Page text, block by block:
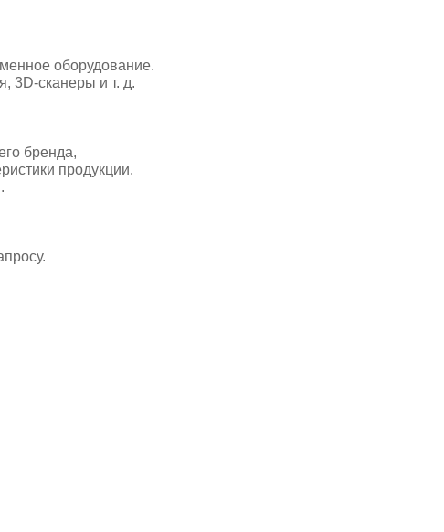
оборудование.
3D-сканеры и т. д.
бренда,
продукции.